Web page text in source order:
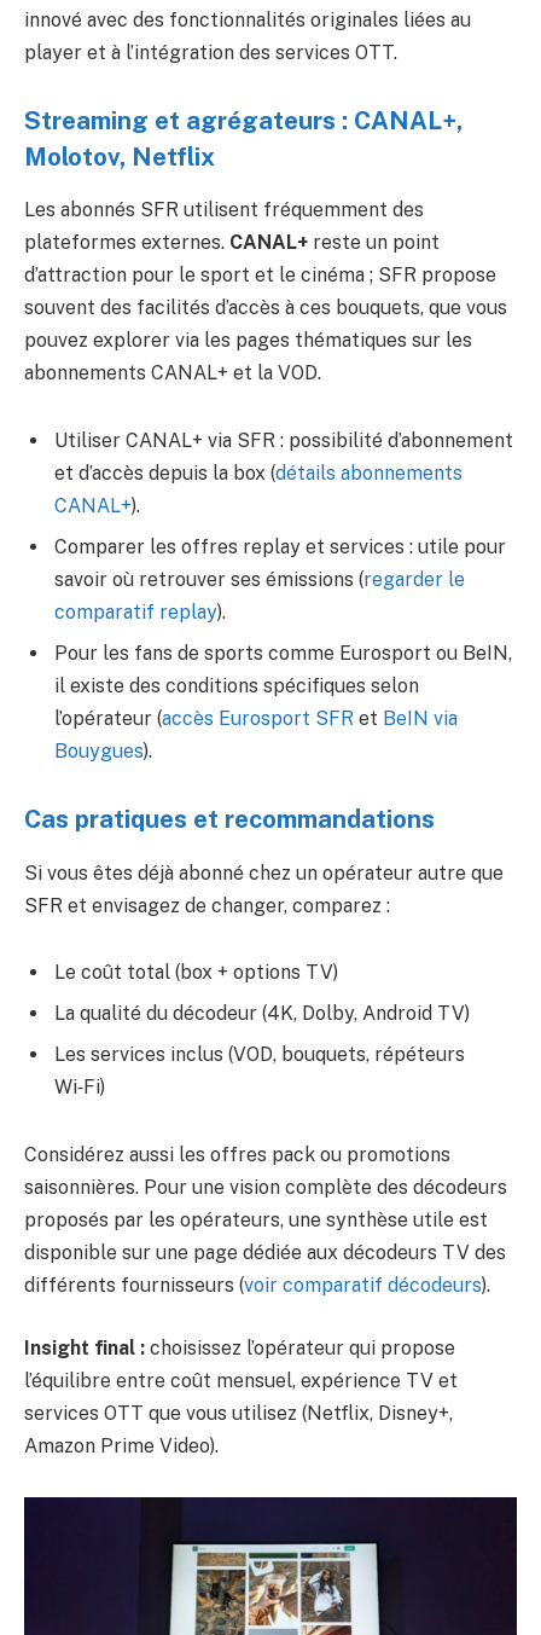
innové avec des fonctionnalités originales liées au
player et à l’intégration des services OTT.
Streaming et agrégateurs : CANAL+,
Molotov, Netflix
Les abonnés SFR utilisent fréquemment des
plateformes externes. CANAL+ reste un point
d’attraction pour le sport et le cinéma ; SFR propose
souvent des facilités d’accès à ces bouquets, que vous
pouvez explorer via les pages thématiques sur les
abonnements CANAL+ et la VOD.
Utiliser CANAL+ via SFR : possibilité d’abonnement
et d’accès depuis la box (détails abonnements
CANAL+).
Comparer les offres replay et services : utile pour
savoir où retrouver ses émissions (regarder le
comparatif replay).
Pour les fans de sports comme Eurosport ou BeIN,
il existe des conditions spécifiques selon
l’opérateur (accès Eurosport SFR et BeIN via
Bouygues).
Cas pratiques et recommandations
Si vous êtes déjà abonné chez un opérateur autre que
SFR et envisagez de changer, comparez :
Le coût total (box + options TV)
La qualité du décodeur (4K, Dolby, Android TV)
Les services inclus (VOD, bouquets, répéteurs
Wi‑Fi)
Considérez aussi les offres pack ou promotions
saisonnières. Pour une vision complète des décodeurs
proposés par les opérateurs, une synthèse utile est
disponible sur une page dédiée aux décodeurs TV des
différents fournisseurs (voir comparatif décodeurs).
Insight final : choisissez l’opérateur qui propose
l’équilibre entre coût mensuel, expérience TV et
services OTT que vous utilisez (Netflix, Disney+,
Amazon Prime Video).